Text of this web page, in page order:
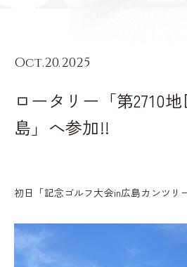
Oct.20.2025
ロータリー「第2710
島」へ参加!!
初日「記念ゴルフ大会in広島カンツリ